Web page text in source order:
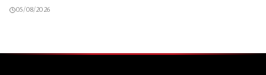
05/08/2026